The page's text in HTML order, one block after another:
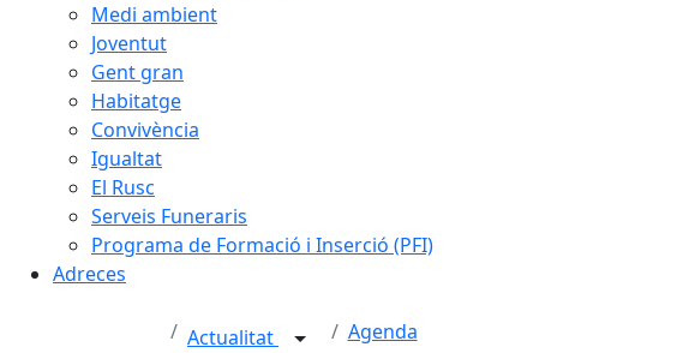
Medi ambient
Joventut
Gent gran
Habitatge
Convivència
Igualtat
El Rusc
Serveis Funeraris
Programa de Formació i Inserció (PFI)
Adreces
Actualitat Agenda